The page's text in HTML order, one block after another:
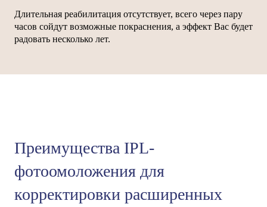
Длительная реабилитация отсутствует, всего через пару
часов сойдут возможные покраснения, а эффект Вас будет
радовать несколько лет.
Преимущества IPL-
фотоомоложения для
корректировки расширенных